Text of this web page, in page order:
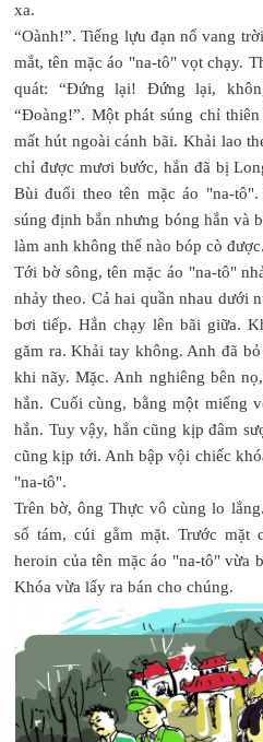
xa.
“Oành!”. Tiếng lựu đạn nổ vang
mắt, tên mặc áo "na-tô" vọt chạy.
quát: “Đứng lại! Đứng lại,
“Đoàng!”. Một phát súng chỉ
mất hút ngoài cánh bãi. Khải lao
chỉ được mươi bước, hắn đã bị
Bùi đuổi theo tên mặc áo "na-
súng định bắn nhưng bóng hắn và
làm anh không thể nào bóp cò được.
Tới bờ sông, tên mặc áo "na-tô"
nhảy theo. Cả hai quần nhau dưới
bơi tiếp. Hắn chạy lên bãi giữa.
găm ra. Khải tay không. Anh đã
khi nãy. Mặc. Anh nghiêng bên
hắn. Cuối cùng, bằng một miếng
hắn. Tuy vậy, hắn cũng kịp đâm
cũng kịp tới. Anh bập vội chiếc
"na-tô".
Trên bờ, ông Thực vô cùng lo
số tám, cúi gằm mặt. Trước mặt
heroin của tên mặc áo "na-tô" vừa
Khóa vừa lấy ra bán cho chúng.